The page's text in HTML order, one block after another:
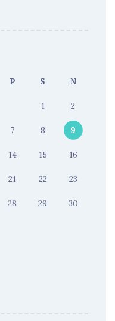
P S N
1 2
7 8 9
14 15 16
21 22 23
28 29 30